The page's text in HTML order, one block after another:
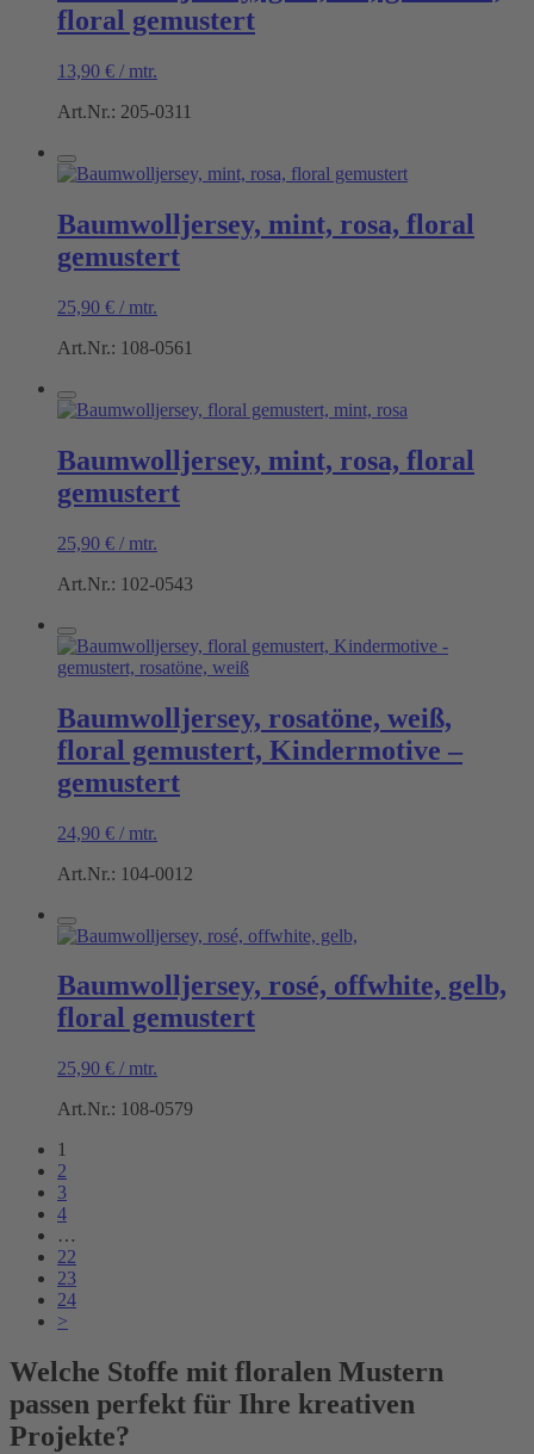
floral gemustert
13,90 € / mtr.
Art.Nr.: 205-0311
Baumwolljersey, mint, rosa, floral
gemustert
25,90 € / mtr.
Art.Nr.: 108-0561
Baumwolljersey, mint, rosa, floral
gemustert
25,90 € / mtr.
Art.Nr.: 102-0543
Baumwolljersey, rosatöne, weiß,
floral gemustert, Kindermotive –
gemustert
24,90 € / mtr.
Art.Nr.: 104-0012
Baumwolljersey, rosé, offwhite, gelb,
floral gemustert
25,90 € / mtr.
Art.Nr.: 108-0579
1
2
3
4
…
22
23
24
>
Welche Stoffe mit floralen Mustern
passen perfekt für Ihre kreativen
Projekte?